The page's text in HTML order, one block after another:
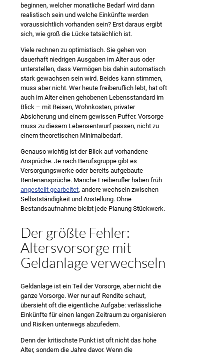
beginnen, welcher monatliche Bedarf wird dann
realistisch sein und welche Einkünfte werden
voraussichtlich vorhanden sein? Erst daraus ergibt
sich, wie groß die Lücke tatsächlich ist.
Viele rechnen zu optimistisch. Sie gehen von
dauerhaft niedrigen Ausgaben im Alter aus oder
unterstellen, dass Vermögen bis dahin automatisch
stark gewachsen sein wird. Beides kann stimmen,
muss aber nicht. Wer heute freiberuflich lebt, hat oft
auch im Alter einen gehobenen Lebensstandard im
Blick – mit Reisen, Wohnkosten, privater
Absicherung und einem gewissen Puffer. Vorsorge
muss zu diesem Lebensentwurf passen, nicht zu
einem theoretischen Minimalbedarf.
Genauso wichtig ist der Blick auf vorhandene
Ansprüche. Je nach Berufsgruppe gibt es
Versorgungswerke oder bereits aufgebaute
Rentenansprüche. Manche Freiberufler haben früh
angestellt gearbeitet, andere wechseln zwischen
Selbstständigkeit und Anstellung. Ohne
Bestandsaufnahme bleibt jede Planung Stückwerk.
Der größte Fehler:
Altersvorsorge mit
Geldanlage verwechseln
Geldanlage ist ein Teil der Vorsorge, aber nicht die
ganze Vorsorge. Wer nur auf Rendite schaut,
übersieht oft die eigentliche Aufgabe: verlässliche
Einkünfte für einen langen Zeitraum zu organisieren
und Risiken unterwegs abzufedern.
Denn der kritischste Punkt ist oft nicht das hohe
Alter, sondern die Jahre davor. Wenn die